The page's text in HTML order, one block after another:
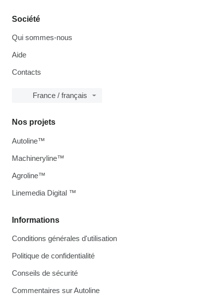
Société
Qui sommes-nous
Aide
Contacts
France / français
Informations
Conditions générales d'utilisation
Politique de confidentialité
Conseils de sécurité
Commentaires sur Autoline
Nos projets
Autoline™
Machineryline™
Agroline™
Linemedia Digital ™